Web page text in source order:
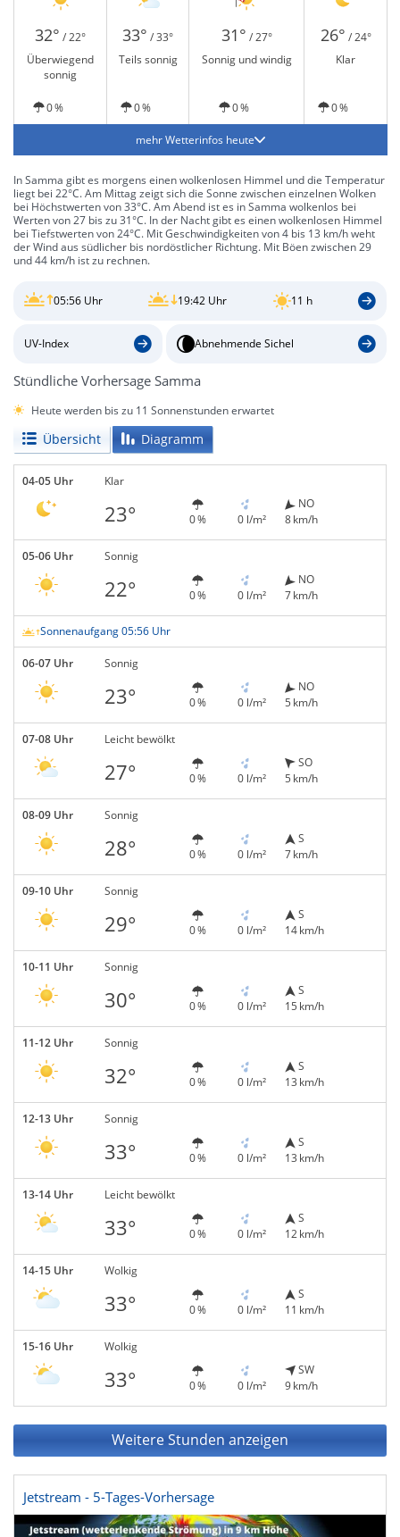
32° / 22° 33° / 33° 31° / 27° 26° / 24°
Überwiegend
sonnig
Teils sonnig Sonnig und windig Klar
0 % 0 % 0 % 0 %
mehr Wetterinfos heute
In Samma gibt es morgens einen wolkenlosen Himmel und die Temperatur
liegt bei 22°C. Am Mittag zeigt sich die Sonne zwischen einzelnen Wolken
bei Höchstwerten von 33°C. Am Abend ist es in Samma wolkenlos bei
Werten von 27 bis zu 31°C. In der Nacht gibt es einen wolkenlosen Himmel
bei Tiefstwerten von 24°C. Mit Geschwindigkeiten von 4 bis 13 km/h weht
der Wind aus südlicher bis nordöstlicher Richtung. Mit Böen zwischen 29
und 44 km/h ist zu rechnen.
05:56 Uhr 19:42 Uhr 11 h
UV-Index Abnehmende Sichel
Stündliche Vorhersage Samma
Heute werden bis zu 11 Sonnenstunden erwartet
Übersicht Diagramm
04-05 Uhr Klar
23° 0 % 0 l/m²
NO
8 km/h
05-06 Uhr Sonnig
22° 0 % 0 l/m²
NO
7 km/h
Sonnenaufgang 05:56 Uhr
06-07 Uhr Sonnig
23° 0 % 0 l/m²
NO
5 km/h
07-08 Uhr Leicht bewölkt
27° 0 % 0 l/m²
SO
5 km/h
08-09 Uhr Sonnig
28° 0 % 0 l/m²
S
7 km/h
09-10 Uhr Sonnig
29° 0 % 0 l/m²
S
14 km/h
10-11 Uhr Sonnig
30° 0 % 0 l/m²
S
15 km/h
11-12 Uhr Sonnig
32° 0 % 0 l/m²
S
13 km/h
12-13 Uhr Sonnig
33° 0 % 0 l/m²
S
13 km/h
13-14 Uhr Leicht bewölkt
33° 0 % 0 l/m²
S
12 km/h
14-15 Uhr Wolkig
33° 0 % 0 l/m²
S
11 km/h
15-16 Uhr Wolkig
33° 0 % 0 l/m²
SW
9 km/h
Weitere Stunden anzeigen
Jetstream - 5-Tages-Vorhersage